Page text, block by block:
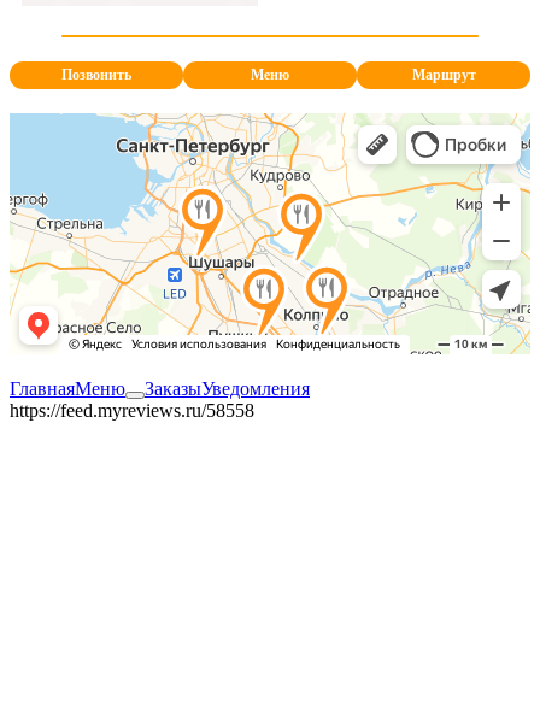
Позвонить Меню Маршрут
ГлавнаяМеню ЗаказыУведомления
https://feed.myreviews.ru/58558